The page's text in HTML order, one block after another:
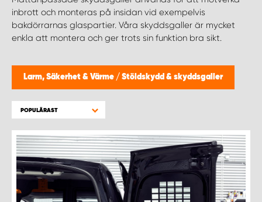
inbrott och monteras på insidan vid exempelvis
bakdörrarnas glaspartier. Våra skyddsgaller är mycket
enkla att montera och ger trots sin funktion bra sikt.
Larm, Säkerhet & Värme / Stöldskydd & skyddsgaller
POPULÄRAST
WORK SYSTEM HELSINGBORG
WORK SYSTEM JÖNKÖPING
WORK SYSTEM KARLSTAD
WORK SYSTEM KIRUNA
WORK SYSTEM KRISTIANSTAD
WORK SYSTEM LINKÖPING